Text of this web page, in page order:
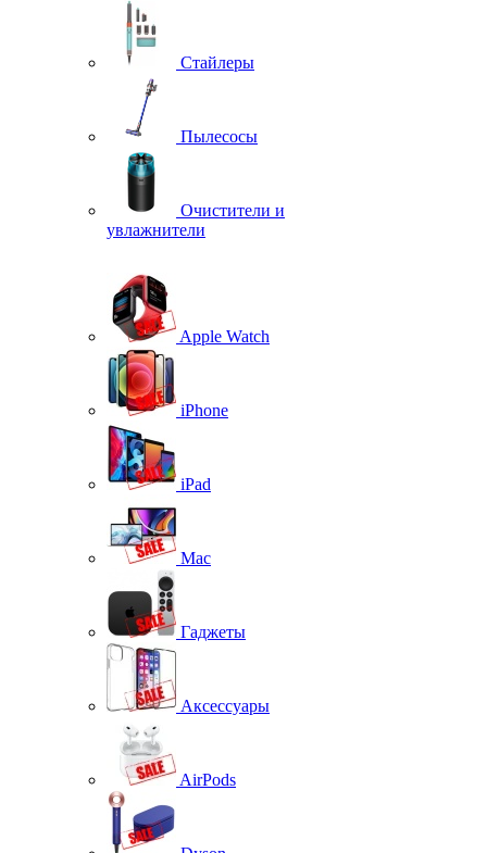
Стайлеры
Пылесосы
Очистители и
увлажнители
Apple Watch
iPhone
iPad
Mac
Гаджеты
Аксессуары
AirPods